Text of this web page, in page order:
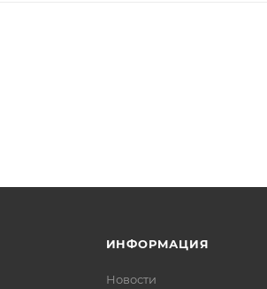
ИНФОРМАЦИЯ
Новости